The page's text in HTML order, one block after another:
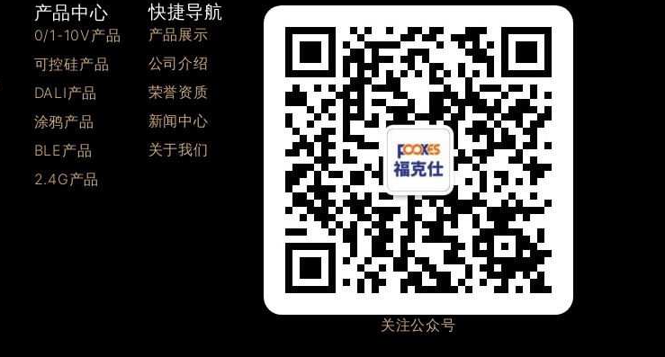
产品中心
0/1-10V产品
可控硅产品
DALI产品
涂鸦产品
BLE产品
2.4G产品
快捷导航
产品展示
公司介绍
荣誉资质
新闻中心
关于我们
关注公众号